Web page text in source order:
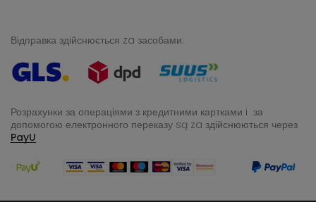
Відправка здійснюється za засобами:
Розрахунки за операціями з кредитними картками i за
допомогою електронного переказу są za здійснюються через
PayU